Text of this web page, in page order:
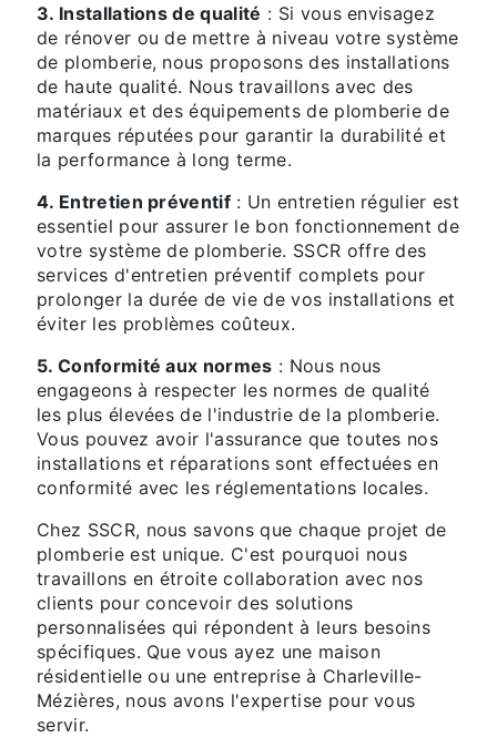
3. Installations de qualité : Si vous envisagez
de rénover ou de mettre à niveau votre système
de plomberie, nous proposons des installations
de haute qualité. Nous travaillons avec des
matériaux et des équipements de plomberie de
marques réputées pour garantir la durabilité et
la performance à long terme.
4. Entretien préventif : Un entretien régulier est
essentiel pour assurer le bon fonctionnement de
votre système de plomberie. SSCR offre des
services d'entretien préventif complets pour
prolonger la durée de vie de vos installations et
éviter les problèmes coûteux.
5. Conformité aux normes : Nous nous
engageons à respecter les normes de qualité
les plus élevées de l'industrie de la plomberie.
Vous pouvez avoir l'assurance que toutes nos
installations et réparations sont effectuées en
conformité avec les réglementations locales.
Chez SSCR, nous savons que chaque projet de
plomberie est unique. C'est pourquoi nous
travaillons en étroite collaboration avec nos
clients pour concevoir des solutions
personnalisées qui répondent à leurs besoins
spécifiques. Que vous ayez une maison
résidentielle ou une entreprise à Charleville-
Mézières, nous avons l'expertise pour vous
servir.